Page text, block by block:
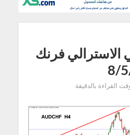
الاسترالي فرنك